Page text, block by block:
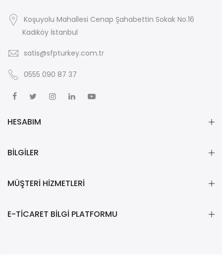
Koşuyolu Mahallesi Cenap Şahabettin Sokak No.16
Kadıköy İstanbul
satis@sfpturkey.com.tr
0555 090 87 37
HESABIM
BİLGİLER
MÜŞTERİ HİZMETLERİ
E-TİCARET BİLGİ PLATFORMU